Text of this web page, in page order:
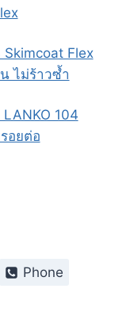
Flex
ไม่ร้าวซ้ำ
104
อยต่อ
Phone